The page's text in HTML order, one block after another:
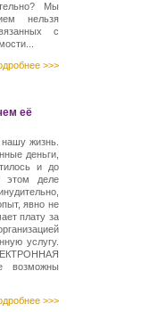
Мы
нельзя
с
>>>
её
жизнь.
деньги,
и до
этом деле
явно не
плату за
услугу.
возможны
>>>